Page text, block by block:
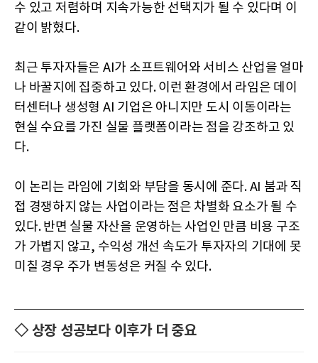
수 있고 저렴하며 지속가능한 선택지가 될 수 있다며 이
같이 밝혔다.
최근 투자자들은 AI가 소프트웨어와 서비스 산업을 얼마
나 바꿀지에 집중하고 있다. 이런 환경에서 라임은 데이
터센터나 생성형 AI 기업은 아니지만 도시 이동이라는
현실 수요를 가진 실물 플랫폼이라는 점을 강조하고 있
다.
이 논리는 라임에 기회와 부담을 동시에 준다. AI 붐과 직
접 경쟁하지 않는 사업이라는 점은 차별화 요소가 될 수
있다. 반면 실물 자산을 운영하는 사업인 만큼 비용 구조
가 가볍지 않고, 수익성 개선 속도가 투자자의 기대에 못
미칠 경우 주가 변동성은 커질 수 있다.
◇ 상장 성공보다 이후가 더 중요